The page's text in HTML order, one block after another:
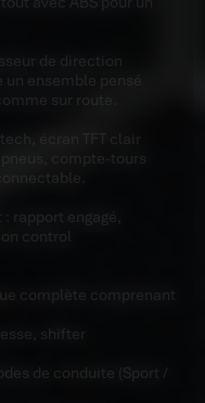
de direction
un ensemble pensé
écran TFT clair
compte-tours
rapport engagé,
control
complète comprenant